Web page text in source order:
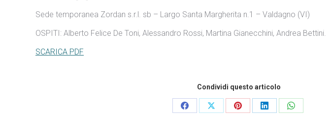
Sede temporanea Zordan s.r.l. sb – Largo Santa Margherita n.1 – Valdagno (VI)
OSPITI: Alberto Felice De Toni, Alessandro Rossi, Martina Gianecchini, Andrea Bettini.
SCARICA PDF
Condividi questo articolo
CondividiCondividiCondividiCondividiCondividi